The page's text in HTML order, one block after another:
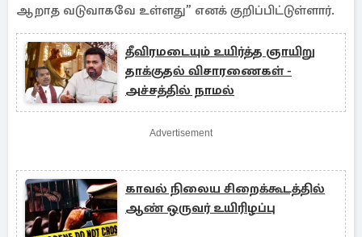
ஆறாத வடுவாகவே உள்ளது” எனக் குறிப்பிட்டுள்ளார்.
தீவிரமடையும் உயிர்த்த ஞாயிறு
தாக்குதல் விசாரணைகள் -
அச்சத்தில் நாமல்
Advertisement
காவல் நிலைய சிறைக்கூடத்தில்
ஆண் ஒருவர் உயிரிழப்பு